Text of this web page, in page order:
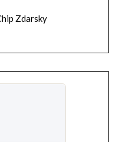
Zdarsky